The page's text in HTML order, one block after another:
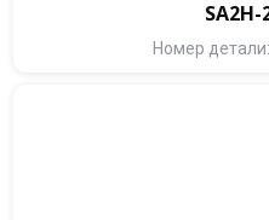
SA2H-
Номер